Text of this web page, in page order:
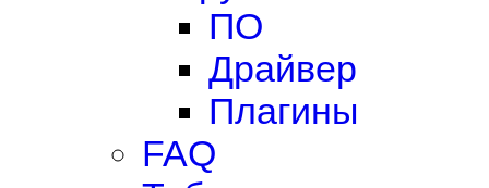
ПО
Драйвер
Плагины
FAQ